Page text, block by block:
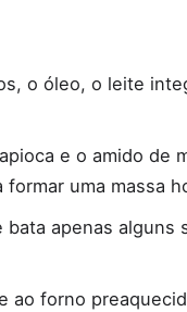
o óleo, o leite
e o amido de
uma massa
apenas alguns
ao forno